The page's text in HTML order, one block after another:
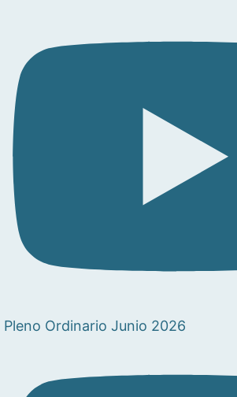
Pleno Ordinario Junio 2026